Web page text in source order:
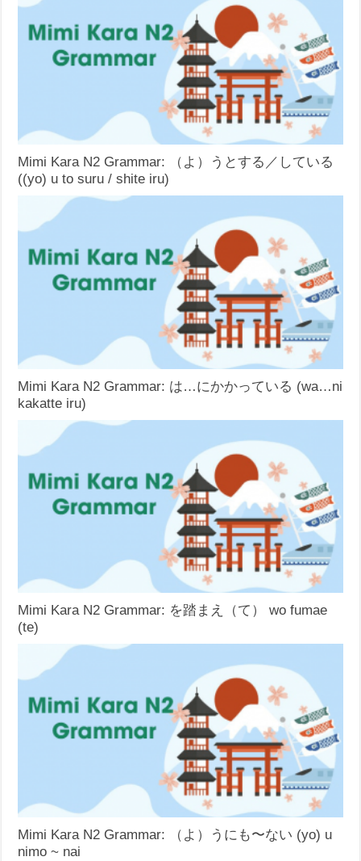
Mimi Kara N2 Grammar: （よ）うとする／している
((yo) u to suru / shite iru)
Mimi Kara N2 Grammar: は…にかかっている (wa…ni
kakatte iru)
Mimi Kara N2 Grammar: を踏まえ（て） wo fumae
(te)
Mimi Kara N2 Grammar: （よ）うにも〜ない (yo) u
nimo ~ nai